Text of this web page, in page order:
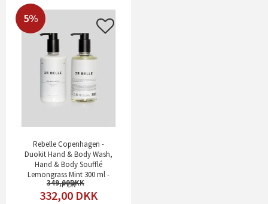
5%
Rebelle Copenhagen -
Duokit Hand & Body Wash,
Hand & Body Soufflé
Lemongrass Mint 300 ml -
PCR
349,00
332,00 DKK